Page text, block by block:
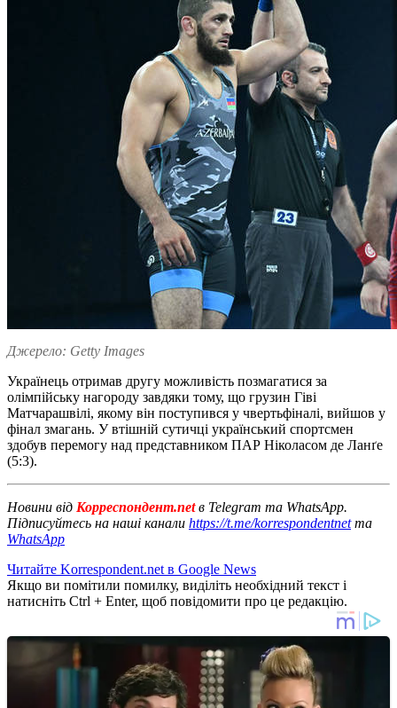
Джерело: Getty Images
Українець отримав другу можливість позмагатися за
олімпійську нагороду завдяки тому, що грузин Гіві
Матчарашвілі, якому він поступився у чвертьфіналі, вийшов у
фінал змагань. У втішній сутичці український спортсмен
здобув перемогу над представником ПАР Ніколасом де Ланґе
(5:3).
Новини від Корреспондент.netв Telegram та WhatsApp.
Підписуйтесь на наші канали https://t.me/korrespondentnetта
WhatsApp
Читайте Korrespondent.net в Google News
Якщо ви помітили помилку, виділіть необхідний текст і
натисніть Ctrl + Enter, щоб повідомити про це редакцію.